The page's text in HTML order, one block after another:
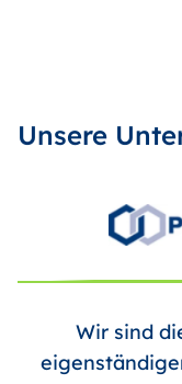
Unsere
Wir sind